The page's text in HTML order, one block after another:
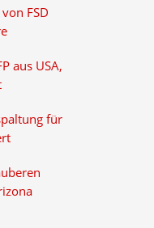
FSD
aus USA,
für